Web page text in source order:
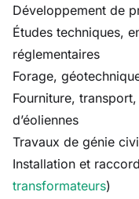
Développement de
Études techniques,
réglementaires
Forage,
Fourniture,
d’éoliennes
Travaux de génie
Installation et
transformateurs)